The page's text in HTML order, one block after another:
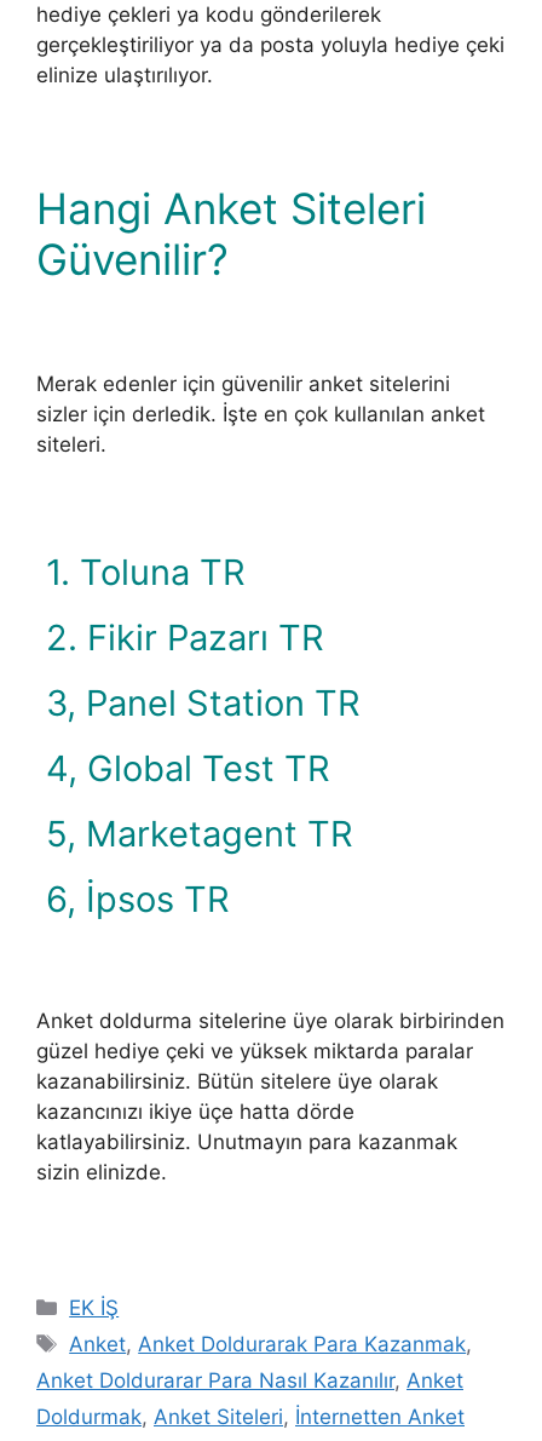
hediye çekleri ya kodu gönderilerek
gerçekleştiriliyor ya da posta yoluyla hediye çeki
elinize ulaştırılıyor.
Hangi Anket Siteleri
Güvenilir?
Merak edenler için güvenilir anket sitelerini
sizler için derledik. İşte en çok kullanılan anket
siteleri.
1. Toluna TR
2. Fikir Pazarı TR
3, Panel Station TR
4, Global Test TR
5, Marketagent TR
6, İpsos TR
Anket doldurma sitelerine üye olarak birbirinden
güzel hediye çeki ve yüksek miktarda paralar
kazanabilirsiniz. Bütün sitelere üye olarak
kazancınızı ikiye üçe hatta dörde
katlayabilirsiniz. Unutmayın para kazanmak
sizin elinizde.
Kategoriler
EK İŞ
Etiketler
Anket,Anket Doldurarak Para Kazanmak,
Anket Doldurarar Para Nasıl Kazanılır, Anket
Doldurmak, Anket Siteleri, İnternetten Anket